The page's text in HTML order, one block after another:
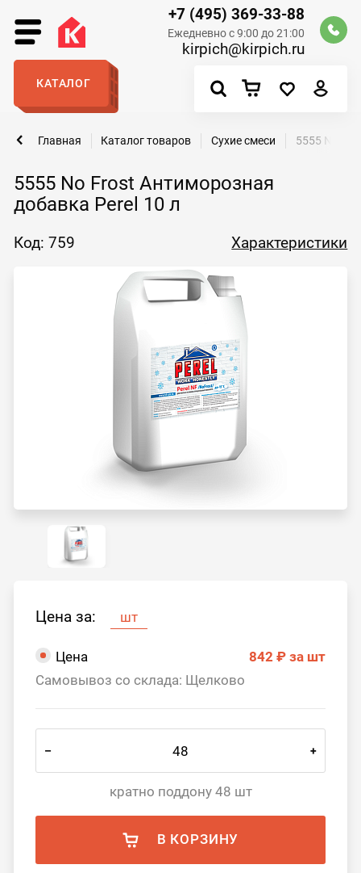
+7 (495) 369-33-88
Ежедневно с 9:00 до 21:00
kirpich@kirpich.ru
КАТАЛОГ
5555 No Frost Антиморозная
добавка Perel 10 л
Главная Каталог товаров Сухие смеси 5555 No
Код: 759 Характеристики
Цена за: шт
Цена 842 ₽ за шт
Самовывоз со склада: Щелково
– +
кратно поддону 48 шт
В КОРЗИНУ